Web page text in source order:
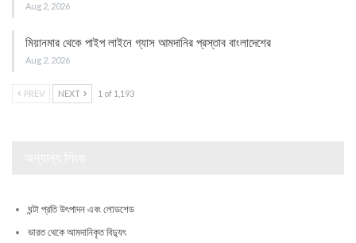
Aug 2, 2026
মিয়ানমার থেকে পাইপ লাইনে গ্যাস আমদানির প্রস্তাব বাংলাদেশের
Aug 2, 2026
PREV NEXT 1 of 1,193
ঘন্টা প্রতি উৎপাদন এবং লোডশেড
ভারত থেকে আমদানিকৃত বিদ্যুৎ